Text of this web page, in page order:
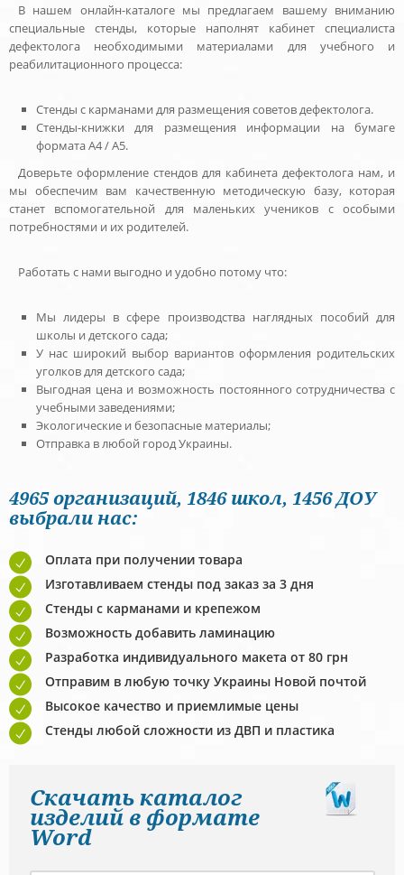
В нашем онлайн-каталоге мы предлагаем вашему вниманию
специальные стенды, которые наполнят кабинет специалиста
дефектолога необходимыми материалами для учебного и
реабилитационного процесса:
Стенды с карманами для размещения советов дефектолога.
Стенды-книжки для размещения информации на бумаге
формата А4 / А5.
Доверьте оформление стендов для кабинета дефектолога нам, и
мы обеспечим вам качественную методическую базу, которая
станет вспомогательной для маленьких учеников с особыми
потребностями и их родителей.
Работать с нами выгодно и удобно потому что:
Мы лидеры в сфере производства наглядных пособий для
школы и детского сада;
У нас широкий выбор вариантов оформления родительских
уголков для детского сада;
Выгодная цена и возможность постоянного сотрудничества с
учебными заведениями;
Экологические и безопасные материалы;
Отправка в любой город Украины.
4965 организаций, 1846 школ, 1456 ДОУ
выбрали нас:
Оплата при получении товара
Изготавливаем стeнды под заказ за 3 дня
Стенды с карманами и крепежом
Возможность добавить ламинацию
Разработка индивидуального макета от 80 грн
Отправим в любую точку Украины Новой почтой
Высокое качество и приемлимые цены
Стeнды любой сложности из ДВП и пластика
Скачать каталог
изделий в формате
Word